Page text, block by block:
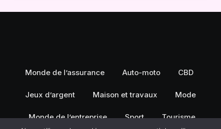
Monde de l’assurance Auto-moto CBD
Jeux d’argent Maison et travaux Mode
Monde de l’entreprise Sport Tourisme